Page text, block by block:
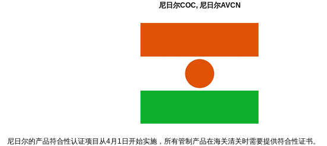
尼日尔COC, 尼日尔AVCN
尼日尔的产品符合性认证项目从4月1日开始实施，所有管制产品在海关清关时需要提供符合性证书。